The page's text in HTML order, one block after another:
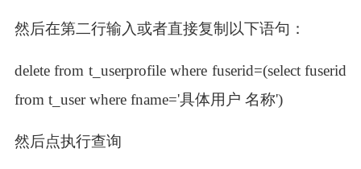
然后在第二行输入或者直接复制以下语句：
delete from t_userprofile where fuserid=(select fuserid
from t_user where fname='具体用户 名称')
然后点执行查询